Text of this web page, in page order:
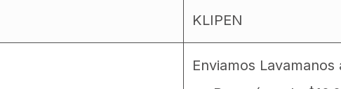
KLIPEN
Enviamos